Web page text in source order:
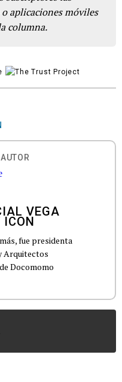
aplicaciones móviles
columna.
VEGA
fue presidenta
Arquitectos
Docomomo